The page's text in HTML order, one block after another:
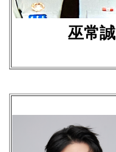
巫常誠